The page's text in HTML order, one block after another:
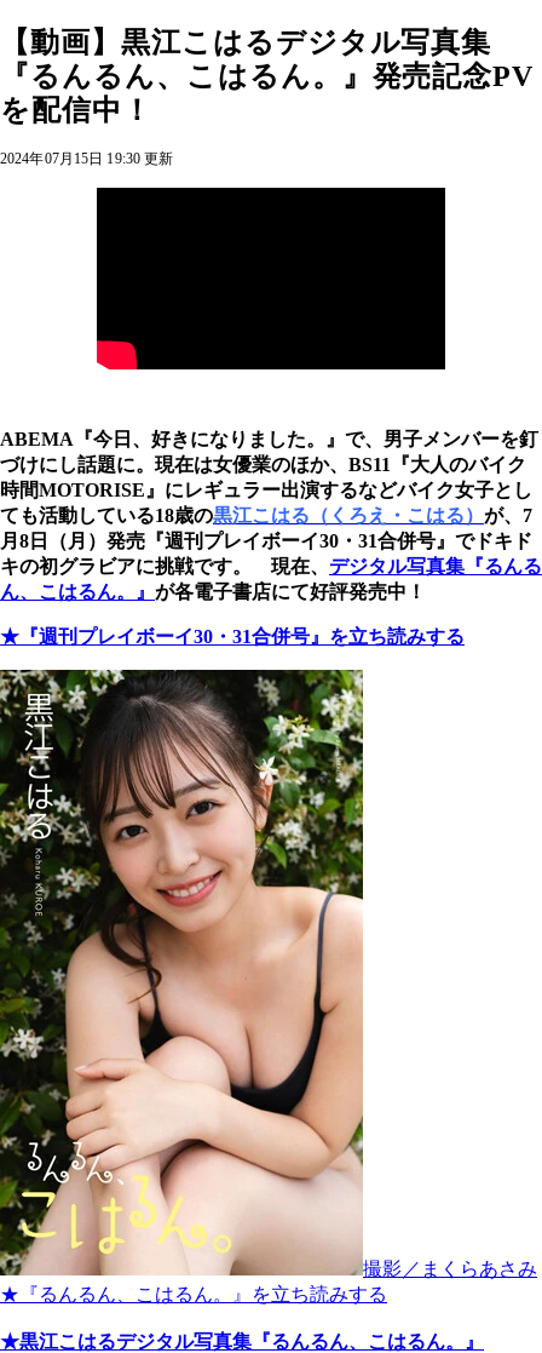
【動画】黒江こはるデジタル写真集
『るんるん、こはるん。』発売記念PV
を配信中！
2024年07月15日 19:30 更新
ABEMA『今日、好きになりました。』で、男子メンバーを釘
づけにし話題に。現在は女優業のほか、BS11『大人のバイク
時間MOTORISE』にレギュラー出演するなどバイク女子とし
ても活動している18歳の黒江こはる（くろえ・こはる） が、7
月8日（月）発売『週刊プレイボーイ30・31合併号』でドキド
キの初グラビアに挑戦です。 現在、 デジタル写真集『るんる
ん、こはるん。』 が各電子書店にて好評発売中！
★『週刊プレイボーイ30・31合併号』を立ち読みする
撮影／まくらあさみ
★『るんるん、こはるん。』を立ち読みする
★黒江こはるデジタル写真集『るんるん、こはるん。』